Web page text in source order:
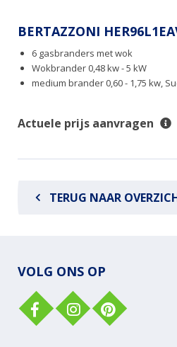
BERTAZZONI
6 gasbranders met wok
Wokbrander 0,48 kw - 5 kW
medium brander 0,60 - 1,75 kw,
Actuele prijs aanvragen
TERUG NAAR
VOLG ONS OP